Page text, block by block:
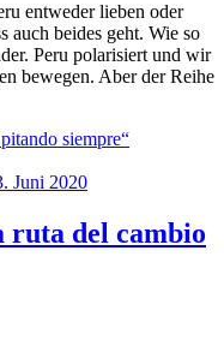
entweder lieben oder
auch beides geht. Wie so
Peru polarisiert und wir
bewegen. Aber der Reihe
siempre“
Juni 2020
del cambio